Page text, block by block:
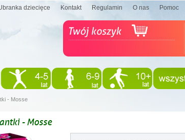
dziecięce Kontakt Regulamin O nas Pomoc
- Mosse
- Mosse